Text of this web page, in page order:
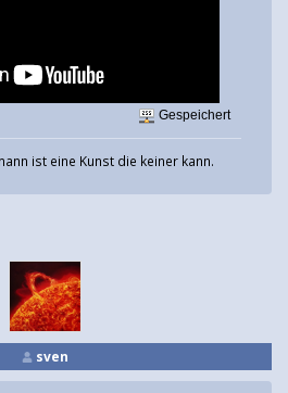
Gespeichert
ist eine Kunst die keiner kann.
sven